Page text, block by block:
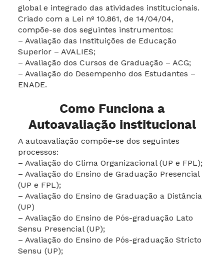
global e integrado das atividades institucionais.
Criado com a Lei nº 10.861, de 14/04/04,
compõe-se dos seguintes instrumentos:
– Avaliação das Instituições de Educação
Superior – AVALIES;
– Avaliação dos Cursos de Graduação – ACG;
– Avaliação do Desempenho dos Estudantes –
ENADE.
Como Funciona a
Autoavaliação institucional
A autoavaliação compõe-se dos seguintes
processos:
– Avaliação do Clima Organizacional (UP e FPL);
– Avaliação do Ensino de Graduação Presencial
(UP e FPL);
– Avaliação do Ensino de Graduação a Distância
(UP)
– Avaliação do Ensino de Pós-graduação Lato
Sensu Presencial (UP);
– Avaliação do Ensino de Pós-graduação Stricto
Sensu (UP);